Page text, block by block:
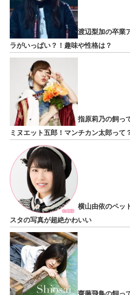
渡辺梨加の卒業
ラがいっぱい？！趣味や性格は？
指原莉乃の飼っ
ミヌエット五郎！マンチカン太郎って
横山由依のペッ
スタの写真が超絶かわいい